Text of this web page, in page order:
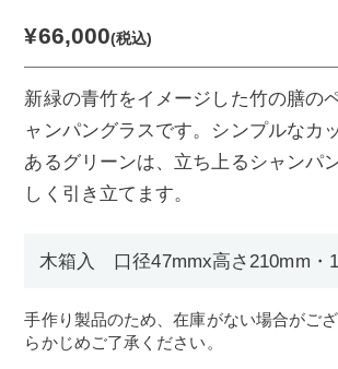
¥66,000(税込)
新緑の青竹をイメージした竹の膳の
ャンパングラスです。シンプルなカ
あるグリーンは、立ち上るシャンパ
しく引き立てます。
木箱入 口径47mmx高さ210mm・
手作り製品のため、在庫がない場合がご
らかじめご了承ください。